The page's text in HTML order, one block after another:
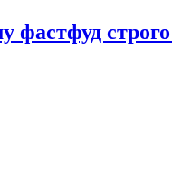
фастфуд